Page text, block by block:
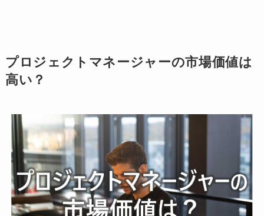
プロジェクトマネージャーの市場価値は
高い？